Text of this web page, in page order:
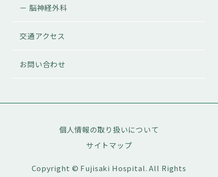
－ 脳神経外科
交通アクセス
お問い合わせ
個人情報の取り扱いについて
サイトマップ
Copyright © Fujisaki Hospital. All Rights